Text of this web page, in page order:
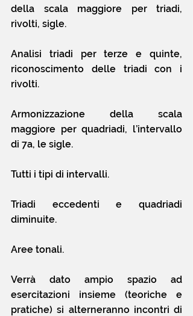
della scala maggiore per triadi,
rivolti, sigle.
Analisi triadi per terze e quinte,
riconoscimento delle triadi con i
rivolti.
Armonizzazione della scala
maggiore per quadriadi, l’intervallo
di 7a, le sigle.
Tutti i tipi di intervalli.
Triadi eccedenti e quadriadi
diminuite.
Aree tonali.
Verrà dato ampio spazio ad
esercitazioni insieme (teoriche e
pratiche) si alterneranno incontri di